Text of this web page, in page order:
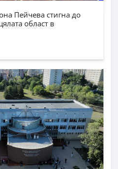
Пейчева стигна до
област в